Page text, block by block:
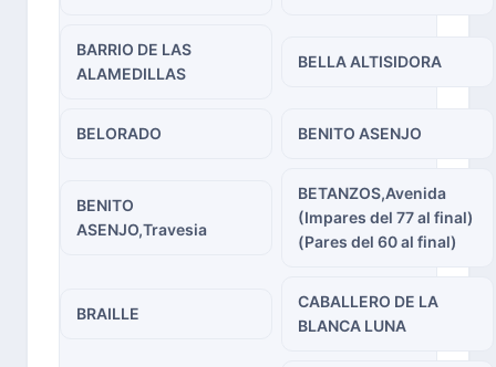
BARRIO DE LAS
ALAMEDILLAS
BELLA ALTISIDORA
BELORADO BENITO ASENJO
BENITO
ASENJO,Travesia
BETANZOS,Avenida
(Impares del 77 al final)
(Pares del 60 al final)
BRAILLE
CABALLERO DE LA
BLANCA LUNA